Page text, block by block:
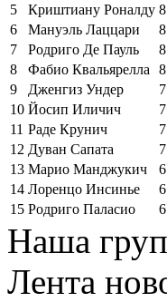
5
Криштиану Роналду 8
6
Мануэль Лаццари
8
7
Родриго Де Пауль
8
8
Фабио Квальярелла
8
9
Дженгиз Ундер
7
10 Йосип Иличич
7
11 Раде Крунич
7
12 Дуван Сапата
7
13 Марио Манджукич
6
14 Лоренцо Инсинье
6
15 Родриго Паласио 6
Наша
Лента